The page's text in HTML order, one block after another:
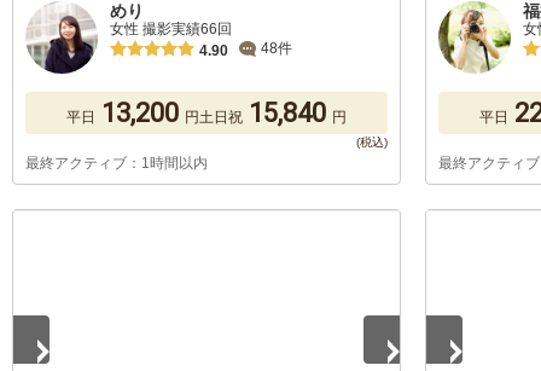
めり
女性 撮影実績66回
4.90
48件
平日 13,200 円土日祝 15,840 円
最終アクティブ：1時間以内
女
平日
最終アクティ